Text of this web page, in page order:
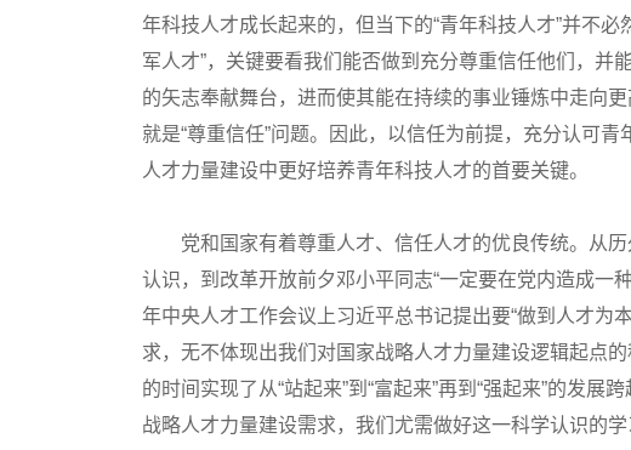
年科技人才成长起来的，但当下的“青年科技人才”并不
军人才”，关键要看我们能否做到充分尊重信任他们，并
的矢志奉献舞台，进而使其能在持续的事业锤炼中走向
就是“尊重信任”问题。因此，以信任为前提，充分认可
人才力量建设中更好培养青年科技人才的首要关键。
党和国家有着尊重人才、信任人才的优良传统。从历
认识，到改革开放前夕邓小平同志“一定要在党内造成一
年中央人才工作会议上习近平总书记提出要“做到人才为
求，无不体现出我们对国家战略人才力量建设逻辑起点
的时间实现了从“站起来”到“富起来”再到“强起来”的发
战略人才力量建设需求，我们尤需做好这一科学认识的